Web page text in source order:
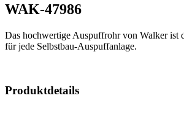
WAK-47986
Das hochwertige Auspuffrohr von Walker ist
für jede Selbstbau-Auspuffanlage.
Produktdetails